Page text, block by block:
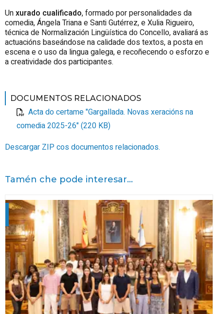
Unxurado cualificado, formado por personalidades da
comedia, Ángela Triana e Santi Gutérrez, e Xulia Rigueiro,
técnica de Normalización Lingüística do Concello, avaliará as
actuacións baseándose na calidade dos textos, a posta en
escena e o uso da lingua galega, e recoñecendo o esforzo e
a creatividade dos participantes.
DOCUMENTOS RELACIONADOS
Acta do certame "Gargallada. Novas xeracións na
comedia 2025-26" (220 KB)
Descargar ZIP cos documentos relacionados.
Tamén che pode interesar...